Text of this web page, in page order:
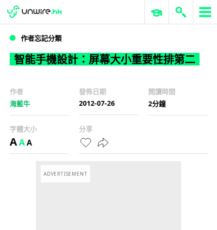
智能手機設計：屏幕大小重要性排第二
WWDC 2026 ERP 與商業 AI
作者忘記分類
智能手機設計：屏幕大小重要性排第二
作者
海藍牛
發佈日期
2012-07-26
閱讀時間
2分鐘
字體大小
AAA
分享
ADVERTISEMENT